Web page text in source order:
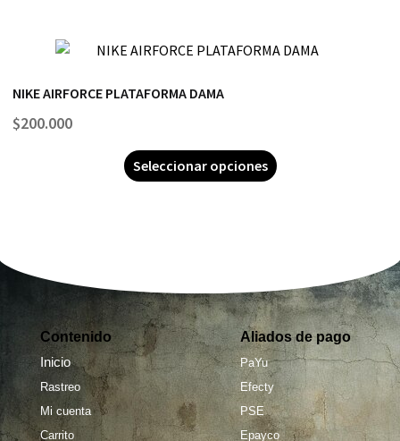
NIKE AIRFORCE PLATAFORMA DAMA
$200.000
Seleccionar opciones
Contenido
Inicio
Rastreo
Mi cuenta
Carrito
Aliados de pago
PaYu
Efecty
PSE
Epayco